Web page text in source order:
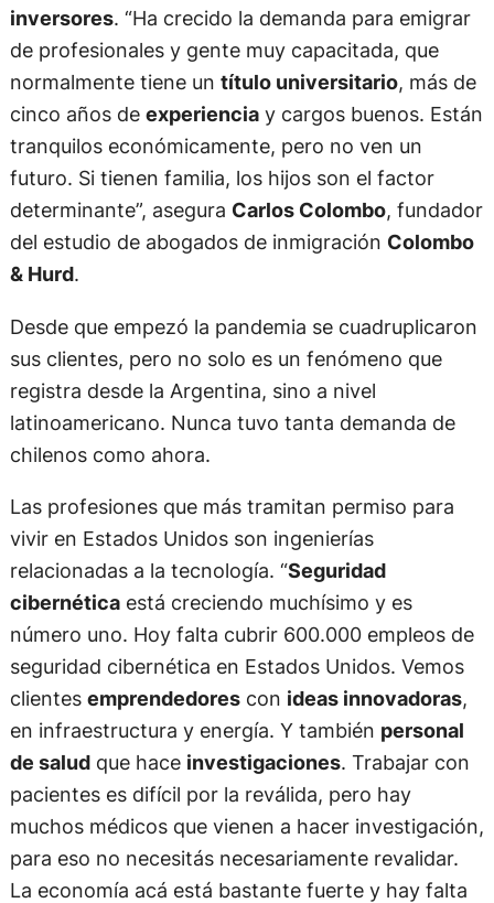
inversores. “Ha crecido la demanda para emigrar
de profesionales y gente muy capacitada, que
normalmente tiene un título universitario, más de
cinco años de experienciay cargos buenos. Están
tranquilos económicamente, pero no ven un
futuro. Si tienen familia, los hijos son el factor
determinante”, asegura Carlos Colombo, fundador
del estudio de abogados de inmigración Colombo
& Hurd.
Desde que empezó la pandemia se cuadruplicaron
sus clientes, pero no solo es un fenómeno que
registra desde la Argentina, sino a nivel
latinoamericano. Nunca tuvo tanta demanda de
chilenos como ahora.
Las profesiones que más tramitan permiso para
vivir en Estados Unidos son ingenierías
relacionadas a la tecnología. “Seguridad
cibernéticaestá creciendo muchísimo y es
número uno. Hoy falta cubrir 600.000 empleos de
seguridad cibernética en Estados Unidos. Vemos
clientes emprendedorescon ideas innovadoras,
en infraestructura y energía. Y también personal
de saludque hace investigaciones. Trabajar con
pacientes es difícil por la reválida, pero hay
muchos médicos que vienen a hacer investigación,
para eso no necesitás necesariamente revalidar.
La economía acá está bastante fuerte y hay falta